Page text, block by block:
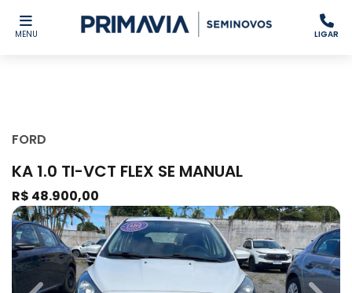
MENU LIGAR
FORD
KA 1.0 TI-VCT FLEX SE MANUAL
R$ 48.900,00